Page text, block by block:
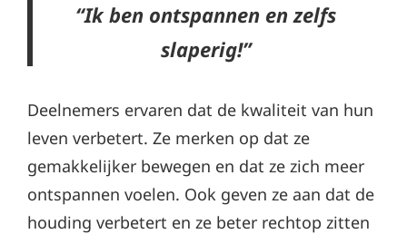
“Ik ben ontspannen en zelfs
slaperig!”
Deelnemers ervaren dat de kwaliteit van hun
leven verbetert. Ze merken op dat ze
gemakkelijker bewegen en dat ze zich meer
ontspannen voelen. Ook geven ze aan dat de
houding verbetert en ze beter rechtop zitten